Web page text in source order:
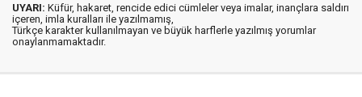
UYARI: Küfür, hakaret, rencide edici cümleler veya imalar, inançlara saldırı
içeren, imla kuralları ile yazılmamış,
Türkçe karakter kullanılmayan ve büyük harflerle yazılmış yorumlar
onaylanmamaktadır.